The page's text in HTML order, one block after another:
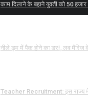
काम दिलाने के बहाने युवती को 50
नीले ड्र्म में पैक होने का डर!, लव मैरिज
Teacher Recruitment: इस राज्य